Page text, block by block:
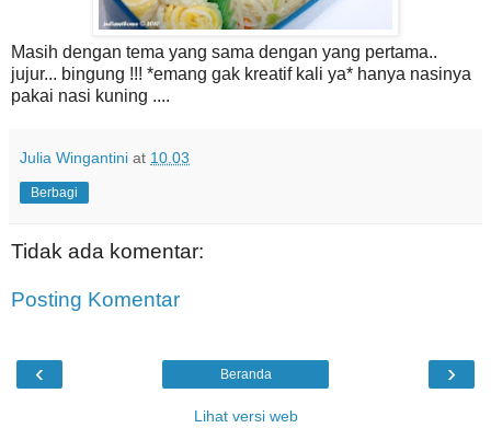
Masih dengan tema yang sama dengan yang pertama..
jujur... bingung !!! *emang gak kreatif kali ya* hanya nasinya
pakai nasi kuning ....
Julia Wingantini at 10.03
Berbagi
Tidak ada komentar:
Posting Komentar
‹ ›
Beranda
Lihat versi web